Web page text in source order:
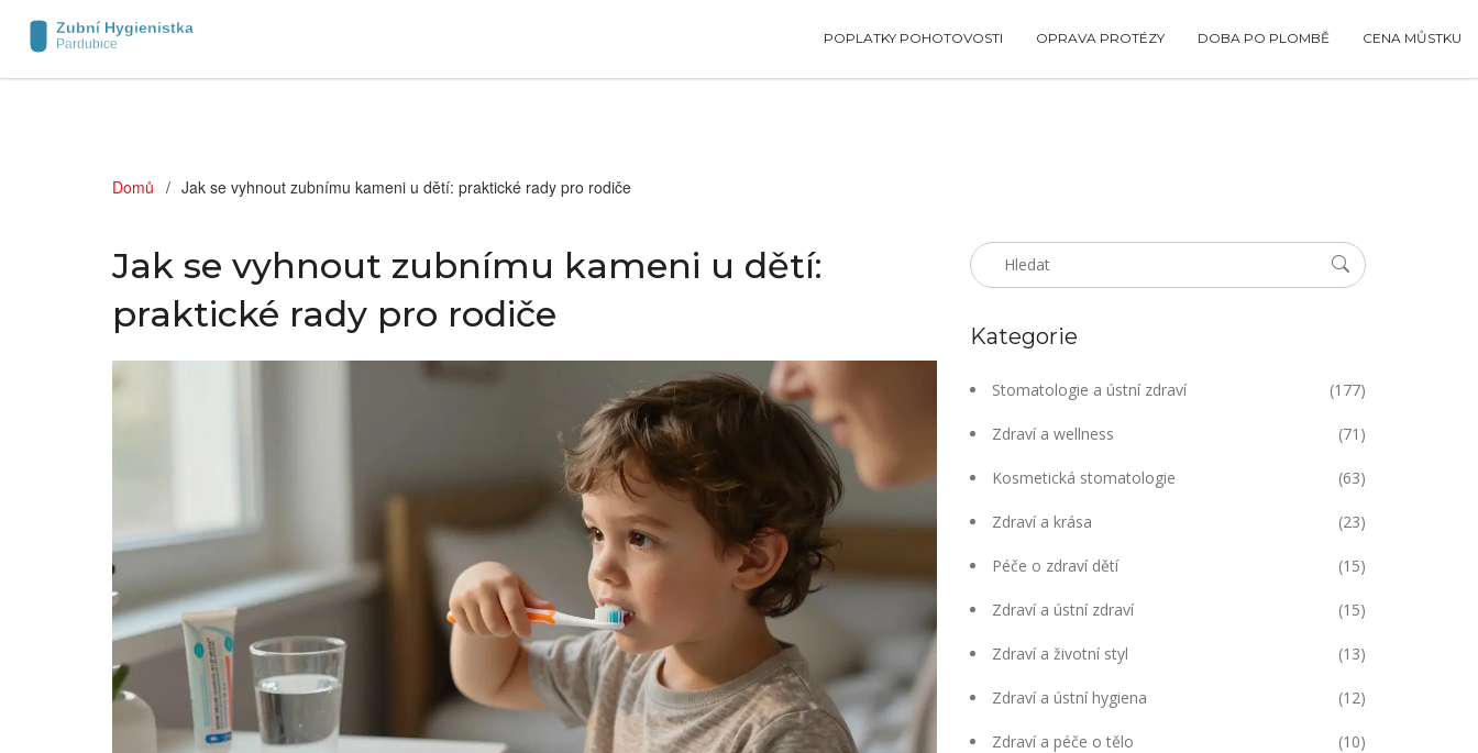
POPLATKY POHOTOVOSTI OPRAVA PROTÉZY DOBA PO PLOMBĚ CENA MŮSTKU
Domů Jak se vyhnout zubnímu kameni u dětí: praktické rady pro rodiče
Jak se vyhnout zubnímu kameni u dětí:
praktické rady pro rodiče
Kategorie
Stomatologie a ústní zdraví (177)
Zdraví a wellness (71)
Kosmetická stomatologie (63)
Zdraví a krása (23)
Péče o zdraví dětí (15)
Zdraví a ústní zdraví (15)
Zdraví a životní styl (13)
Zdraví a ústní hygiena (12)
Zdraví a péče o tělo (10)